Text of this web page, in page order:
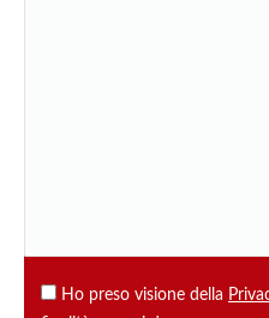
Ho preso visione della